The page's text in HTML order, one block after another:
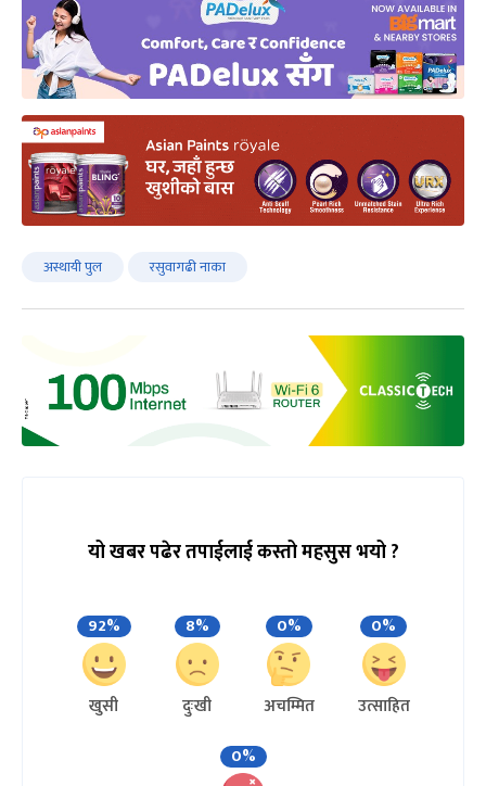
अस्थायी पुल रसुवागढी नाका
यो खबर पढेर तपाईलाई कस्तो महसुस भयो ?
92%
खुसी
8%
दुःखी
0%
अचम्मित
0%
उत्साहित
0%